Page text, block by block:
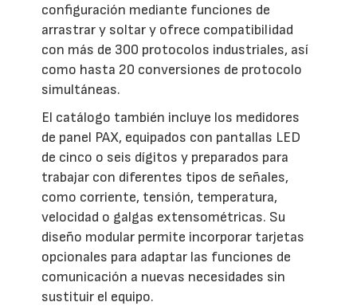
configuración mediante funciones de
arrastrar y soltar y ofrece compatibilidad
con más de 300 protocolos industriales, así
como hasta 20 conversiones de protocolo
simultáneas.
El catálogo también incluye los medidores
de panel PAX, equipados con pantallas LED
de cinco o seis dígitos y preparados para
trabajar con diferentes tipos de señales,
como corriente, tensión, temperatura,
velocidad o galgas extensométricas. Su
diseño modular permite incorporar tarjetas
opcionales para adaptar las funciones de
comunicación a nuevas necesidades sin
sustituir el equipo.